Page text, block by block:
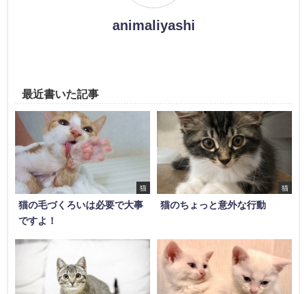
animaliyashi
最近書いた記事
猫
猫の毛づくろいは必要で大事
ですよ！
猫
猫のちょっと意外な行動